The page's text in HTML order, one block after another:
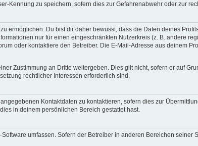
Kennung zu speichern, sofern dies zur Gefahrenabwehr oder zur
ermöglichen. Du bist dir daher bewusst, dass die Daten deines
nur für einen eingeschränkten Nutzerkreis (z. B. andere
oder kontaktiere den Betreiber. Die E-Mail-Adresse aus deinem
Zustimmung an Dritte weitergeben. Dies gilt nicht, sofern er auf
rechtlicher Interessen erforderlich sind.
Kontaktdaten zu kontaktieren, sofern dies zur
in deinem persönlichen Bereich gestattet hast.
umfassen. Sofern der Betreiber in anderen Bereichen